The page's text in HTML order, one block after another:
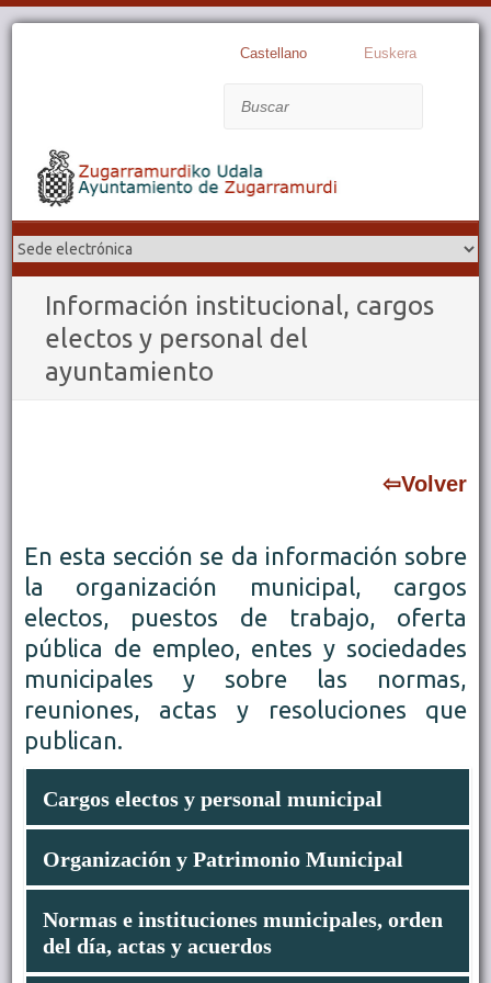
Castellano Euskera
Información institucional, cargos
electos y personal del
ayuntamiento
⇦Volver
En esta sección se da información sobre
la organización municipal, cargos
electos, puestos de trabajo, oferta
pública de empleo, entes y sociedades
municipales y sobre las normas,
reuniones, actas y resoluciones que
publican.
Cargos electos y personal municipal
Datos biográficos del alcalde/sa y concejales/as
incluyendo la dirección de email
Registro de intereses de actividades y de Bienes de
los altos cargos (Ley 19/2013)
Agenda institucional del alcalde/sa
Organización y Patrimonio Municipal
Órganos de Gobierno y funciones de los mismos
Órganos descentralizados, sociedades municipales,
funciones y enlace a sus webs.
Normas e instituciones municipales, orden
del día, actas y acuerdos